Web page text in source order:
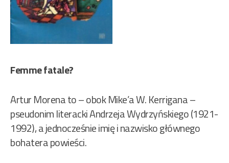
Femme fatale?
Artur Morena to – obok Mike’a W. Kerrigana –
pseudonim literacki Andrzeja Wydrzyńskiego (1921-
1992), a jednocześnie imię i nazwisko głównego
bohatera powieści.